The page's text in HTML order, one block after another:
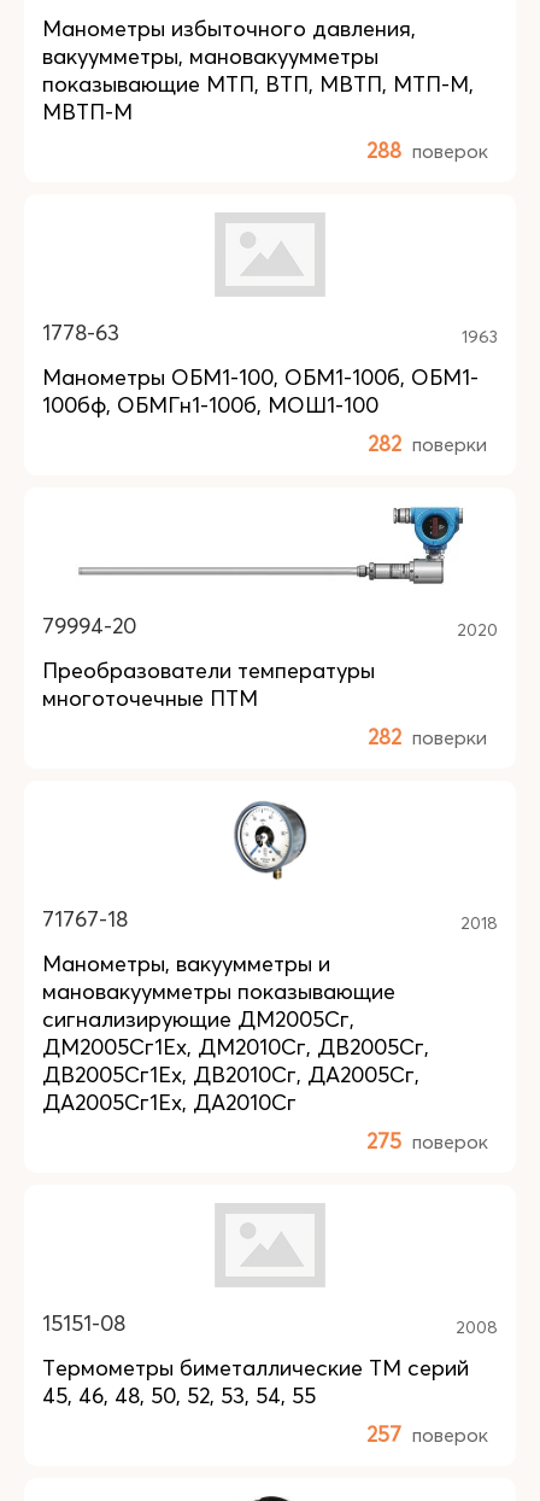
Манометры избыточного давления,
вакуумметры, мановакуумметры
показывающие МТП, ВТП, МВТП, МТП-М,
МВТП-М
288 поверок
1778-63 1963
Манометры ОБМ1-100, ОБМ1-100б, ОБМ1-
100бф, ОБМГн1-100б, МОШ1-100
282 поверки
79994-20 2020
Преобразователи температуры
многоточечные ПТМ
282 поверки
71767-18 2018
Манометры, вакуумметры и
мановакуумметры показывающие
сигнализирующие ДМ2005Сг,
ДМ2005Сг1Ех, ДМ2010Сг, ДВ2005Сг,
ДВ2005Сг1Ех, ДВ2010Сг, ДА2005Сг,
ДА2005Сг1Ех, ДА2010Сг
275 поверок
15151-08 2008
Термометры биметаллические TM серий
45, 46, 48, 50, 52, 53, 54, 55
257 поверок